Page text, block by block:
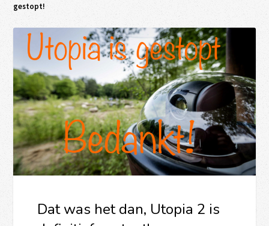
gestopt!
Dat was het dan, Utopia 2 is